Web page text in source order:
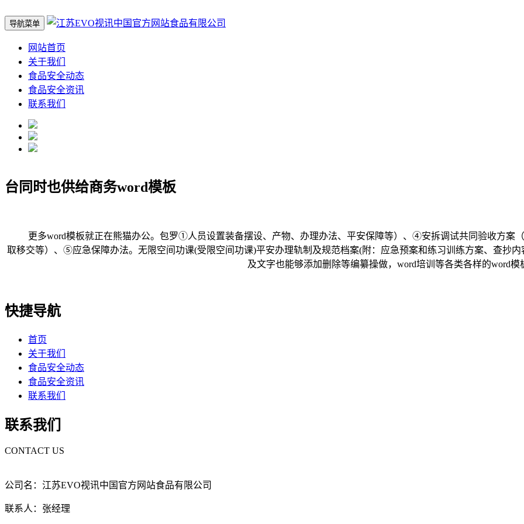
导航菜单
网站首页
关于我们
食品安全动态
食品安全资讯
联系我们
台同时也供给商务word模板
更多word模板就正在熊猫办公。包罗①人员设置装备摆设、产物、办理办法、平安保障等）、④安拆调试共同验收方案
取移交等）、⑤应急保障办法。无限空间功课(受限空间功课)平安办理轨制及规范档案(附：应急预案和练习训练方案、查抄
及文字也能够添加删除等编纂操做，word培训等各类各样的word模
快捷导航
首页
关于我们
食品安全动态
食品安全资讯
联系我们
联系我们
CONTACT US
公司名：江苏EVO视讯中国官方网站食品有限公司
联系人：张经理